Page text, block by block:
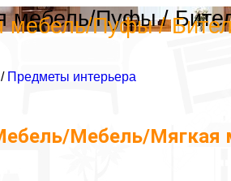
мебель/Пуфы /
мебель/Пуфы /
/ Предметы интерьера
Мебель/Мягкая